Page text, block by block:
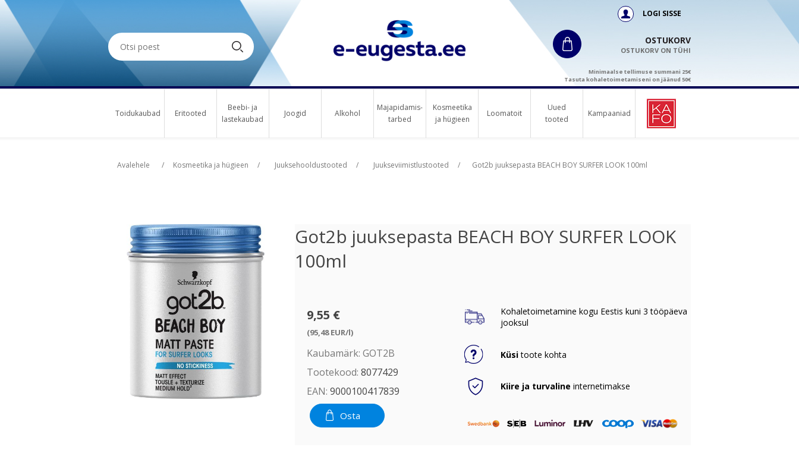
LOGI SISSE
OSTUKORV
OSTUKORV ON TÜHI
Minimaalse tellimuse summani 25€
Tasuta kohaletoimetamiseni on jäänud 50€
Toidukaubad Eritooted
Beebi- ja
lastekaubad
Joogid Alkohol
Majapidamis-
tarbed
Kosmeetika
ja hügieen
Loomatoit
Uued
tooted
Kampaaniad
Avalehele / Kosmeetika ja hügieen / Juuksehooldustooted / Juukseviimistlustooted / Got2b juuksepasta BEACH BOY SURFER LOOK 100ml
Got2b juuksepasta BEACH BOY SURFER LOOK
100ml
9,55 €
(95,48 EUR/l)
Kaubamärk: GOT2B
Tootekood: 8077429
EAN: 9000100417839
Osta
Kohaletoimetamine kogu Eestis kuni 3 tööpäeva
jooksul
Küsitoote kohta
Kiire ja turvaline internetimakse